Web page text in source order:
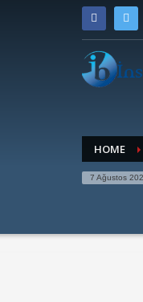
HOME
7 Ağustos